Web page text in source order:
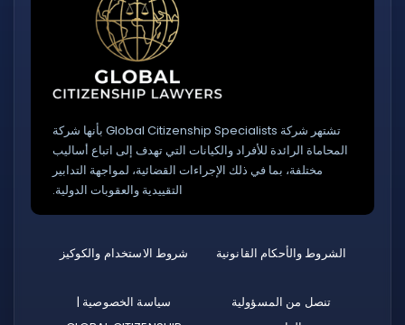
تشتهر شركة Global Citizenship Specialists بأنها شركة
المحاماة الرائدة للأفراد والكيانات التي تهدف إلى اتباع أساليب
مختلفة، بما في ذلك الإجراءات القضائية، لمواجهة التدابير
التقييدية والعقوبات الدولية.
شروط الاستخدام والكوكيز الشروط والأحكام القانونية
سياسة الخصوصية |
تنصل من المسؤولية